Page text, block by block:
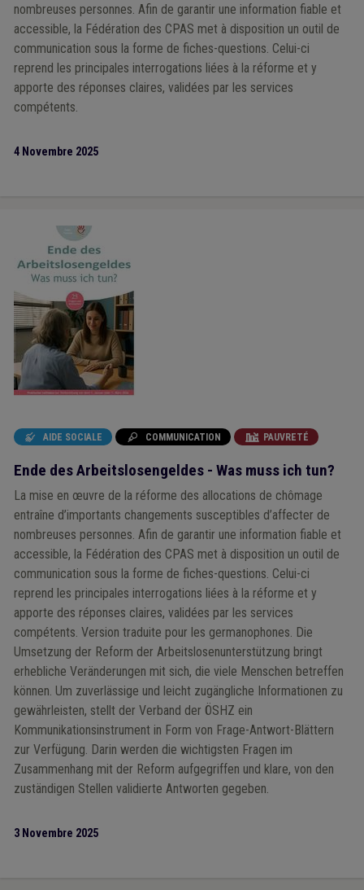
nombreuses personnes. Afin de garantir une information fiable et
accessible, la Fédération des CPAS met à disposition un outil de
communication sous la forme de fiches-questions. Celui-ci
reprend les principales interrogations liées à la réforme et y
apporte des réponses claires, validées par les services
compétents.
4 Novembre 2025
 AIDE SOCIALE  COMMUNICATION  PAUVRETÉ
Ende des Arbeitslosengeldes - Was muss ich tun?
La mise en œuvre de la réforme des allocations de chômage
entraîne d’importants changements susceptibles d’affecter de
nombreuses personnes. Afin de garantir une information fiable et
accessible, la Fédération des CPAS met à disposition un outil de
communication sous la forme de fiches-questions. Celui-ci
reprend les principales interrogations liées à la réforme et y
apporte des réponses claires, validées par les services
compétents. Version traduite pour les germanophones. Die
Umsetzung der Reform der Arbeitslosenunterstützung bringt
erhebliche Veränderungen mit sich, die viele Menschen betreffen
können. Um zuverlässige und leicht zugängliche Informationen zu
gewährleisten, stellt der Verband der ÖSHZ ein
Kommunikationsinstrument in Form von Frage-Antwort-Blättern
zur Verfügung. Darin werden die wichtigsten Fragen im
Zusammenhang mit der Reform aufgegriffen und klare, von den
zuständigen Stellen validierte Antworten gegeben.
3 Novembre 2025